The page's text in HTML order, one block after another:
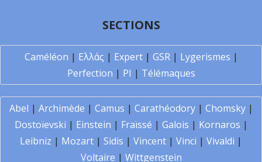
SECTIONS
Caméléon | Ελλάς | Expert| GSR| Lygerismes |
Perfection | PI | Télémaques
Abel | Archimède | Camus | Carathéodory| Chomsky|
Dostoïevski | Einstein | Fraïssé | Galois | Kornaros |
Leibniz | Mozart | Sidis | Vincent | Vinci | Vivaldi |
Voltaire | Wittgenstein